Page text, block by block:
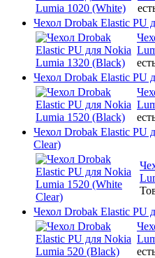
Чехол Drobak Elastic PU
Чехол Drobak Elastic PU
Чехол Drobak Elastic PU
Clear)
Чехол Drobak Elastic PU